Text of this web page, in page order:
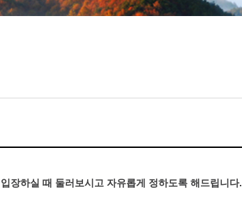
장하실 때 둘러보시고 자유롭게 정하도록 해드립니다.